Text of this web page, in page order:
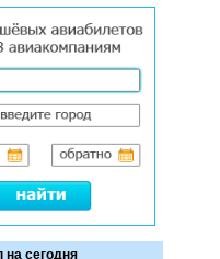
на сегодня